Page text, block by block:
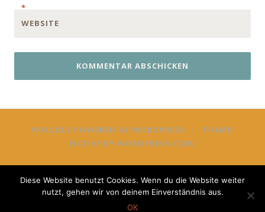
*
WEBSITE
PROUDLY POWERED BY WORDPRESS |
THEME:
FICTIVE BY WORDPRESS.COM.
Diese Website benutzt Cookies. Wenn du die Website weiter
nutzt, gehen wir von deinem Einverständnis aus.
OK